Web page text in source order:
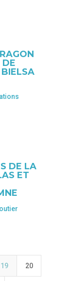
DE
DE LA
ET
19 20